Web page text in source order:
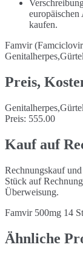
kaufen.
Famvir
Preis,
Preis: 555.00
Kauf auf
Rechnungskauf
Stück auf
Überweisung.
Famvir 500mg 14
Ähnliche